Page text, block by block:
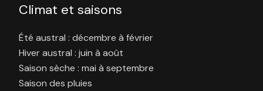
Climat et saisons
Été austral : décembre à février
Hiver austral : juin à août
Saison sèche : mai à septembre
Saison des pluies